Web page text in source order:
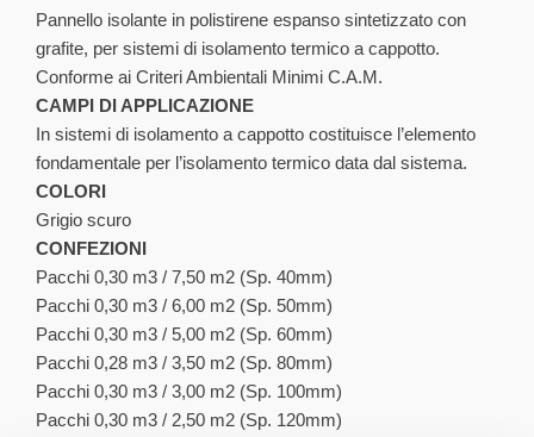
Pannello isolante in polistirene espanso sintetizzato con
grafite, per sistemi di isolamento termico a cappotto.
Conforme ai Criteri Ambientali Minimi C.A.M.
CAMPI DI APPLICAZIONE
In sistemi di isolamento a cappotto costituisce l’elemento
fondamentale per l’isolamento termico data dal sistema.
COLORI
Grigio scuro
CONFEZIONI
Pacchi 0,30 m3 / 7,50 m2 (Sp. 40mm)
Pacchi 0,30 m3 / 6,00 m2 (Sp. 50mm)
Pacchi 0,30 m3 / 5,00 m2 (Sp. 60mm)
Pacchi 0,28 m3 / 3,50 m2 (Sp. 80mm)
Pacchi 0,30 m3 / 3,00 m2 (Sp. 100mm)
Pacchi 0,30 m3 / 2,50 m2 (Sp. 120mm)